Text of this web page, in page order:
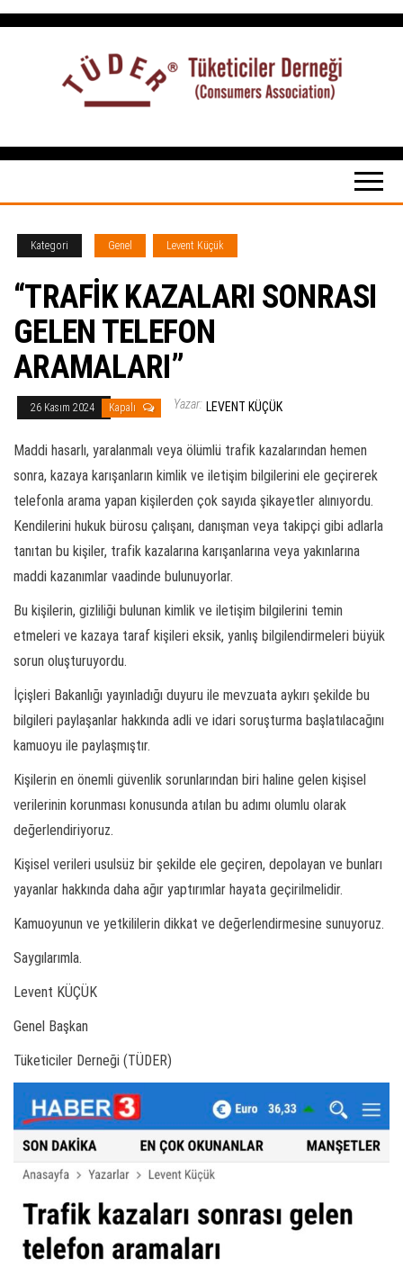
İçeriğe
Tüketiciler
tuketicilerdernegi.org.tr
Kategori Genel Levent Küçük
“TRAFİK KAZALARI SONRASI
GELEN TELEFON
ARAMALARI”
26 Kasım 2024 Kapalı Yazar: LEVENT KÜÇÜK
Maddi hasarlı, yaralanmalı veya ölümlü trafik kazalarından hemen
sonra, kazaya karışanların kimlik ve iletişim bilgilerini ele geçirerek
telefonla arama yapan kişilerden çok sayıda şikayetler alınıyordu.
Kendilerini hukuk bürosu çalışanı, danışman veya takipçi gibi adlarla
tanıtan bu kişiler, trafik kazalarına karışanlarına veya yakınlarına
maddi kazanımlar vaadinde bulunuyorlar.
Bu kişilerin, gizliliği bulunan kimlik ve iletişim bilgilerini temin
etmeleri ve kazaya taraf kişileri eksik, yanlış bilgilendirmeleri büyük
sorun oluşturuyordu.
İçişleri Bakanlığı yayınladığı duyuru ile mevzuata aykırı şekilde bu
bilgileri paylaşanlar hakkında adli ve idari soruşturma başlatılacağını
kamuoyu ile paylaşmıştır.
Kişilerin en önemli güvenlik sorunlarından biri haline gelen kişisel
verilerinin korunması konusunda atılan bu adımı olumlu olarak
değerlendiriyoruz.
Kişisel verileri usulsüz bir şekilde ele geçiren, depolayan ve bunları
yayanlar hakkında daha ağır yaptırımlar hayata geçirilmelidir.
Kamuoyunun ve yetkililerin dikkat ve değerlendirmesine sunuyoruz.
Saygılarımla.
Levent KÜÇÜK
Genel Başkan
Tüketiciler Derneği (TÜDER)